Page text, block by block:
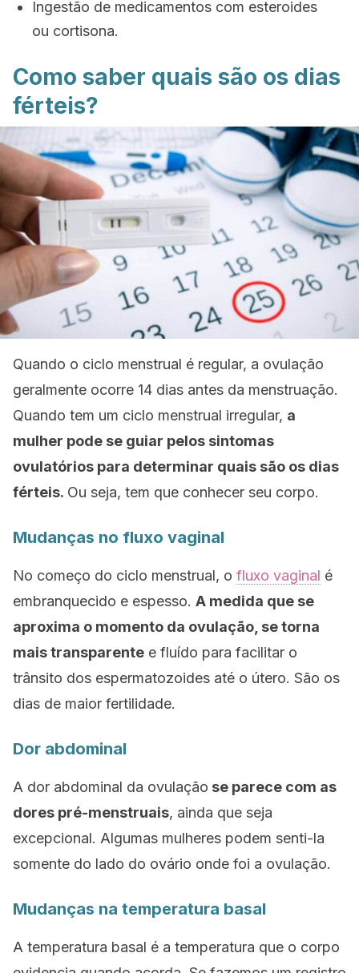
Ingestão de medicamentos com esteroides
ou cortisona.
Como saber quais são os dias
férteis?
Quando o ciclo menstrual é regular, a ovulação
geralmente ocorre 14 dias antes da menstruação.
Quando tem um ciclo menstrual irregular, a
mulher pode se guiar pelos sintomas
ovulatórios para determinar quais são os dias
férteis. Ou seja, tem que conhecer seu corpo.
Mudanças no fluxo vaginal
No começo do ciclo menstrual, o fluxo vaginal é
embranquecido e espesso. A medida que se
aproxima o momento da ovulação, se torna
mais transparente e fluído para facilitar o
trânsito dos espermatozoides até o útero. São os
dias de maior fertilidade.
Dor abdominal
A dor abdominal da ovulação se parece com as
dores pré-menstruais, ainda que seja
excepcional. Algumas mulheres podem senti-la
somente do lado do ovário onde foi a ovulação.
Mudanças na temperatura basal
A temperatura basal é a temperatura que o corpo